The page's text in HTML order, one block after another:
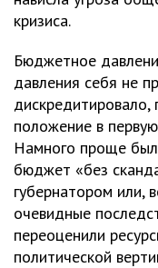
кризиса.
Бюджетное
давления себя не
дискредитировало,
положение в
Намного проще
бюджет «без
губернатором или,
очевидные
переоценили
политической